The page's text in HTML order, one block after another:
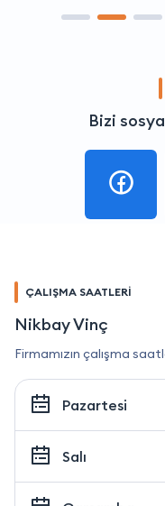
Bizi
ÇALIŞMA SAATLERİ
Nikbay Vinç
Firmamızın çalışma
Pazartesi
Salı